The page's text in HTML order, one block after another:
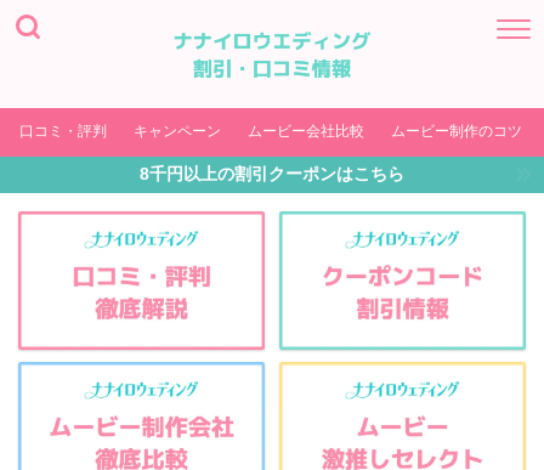
口コミ・評判 キャンペーン ムービー会社比較 ムービー制作のコツ
8千円以上の割引クーポンはこちら